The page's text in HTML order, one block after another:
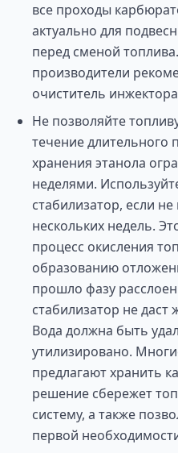
все проходы
актуально для
перед сменой
производители
очиститель
Не позволяйте
течение длительного
хранения этанола
неделями.
стабилизатор, если
нескольких недель.
процесс окисления
образованию
прошло фазу
стабилизатор не даст
Вода должна быть
утилизировано.
предлагают хранить
решение сбережет
систему, а также
первой